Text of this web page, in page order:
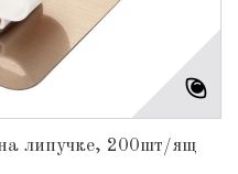
липучке, 200шт/ящ